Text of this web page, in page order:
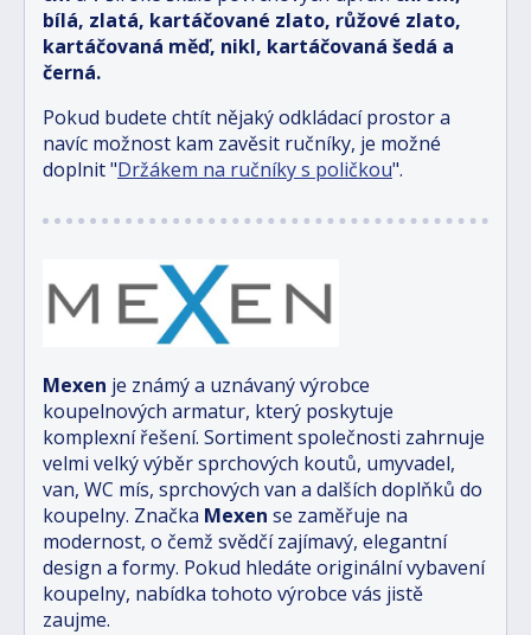
bílá, zlatá, kartáčované zlato, růžové zlato,
kartáčovaná měď, nikl, kartáčovaná šedá a
černá.
Pokud budete chtít nějaký odkládací prostor a
navíc možnost kam zavěsit ručníky, je možné
doplnit "Držákem na ručníky s poličkou".
Mexen je známý a uznávaný výrobce
koupelnových armatur, který poskytuje
komplexní řešení. Sortiment společnosti zahrnuje
velmi velký výběr sprchových koutů, umyvadel,
van, WC mís, sprchových van a dalších doplňků do
koupelny. Značka Mexen se zaměřuje na
modernost, o čemž svědčí zajímavý, elegantní
design a formy. Pokud hledáte originální vybavení
koupelny, nabídka tohoto výrobce vás jistě
zaujme.